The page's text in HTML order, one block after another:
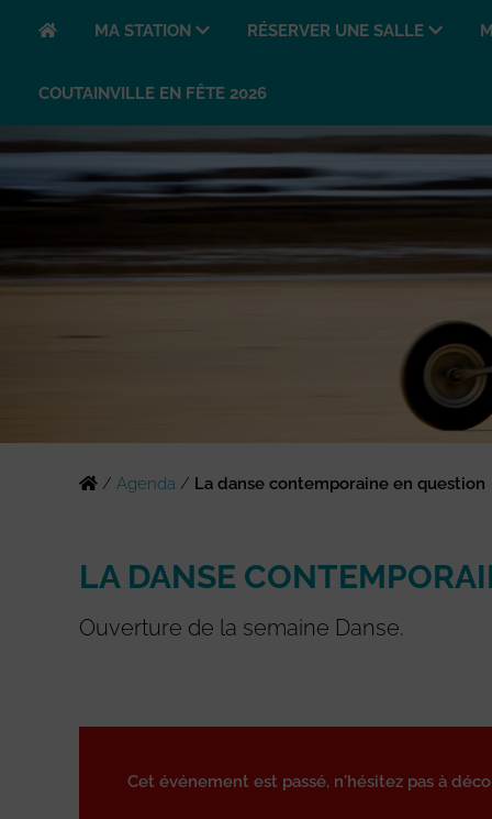
MA STATION RÉSERVER UNE SALLE
COUTAINVILLE EN FÊTE 2026
/ Agenda / La danse contemporaine en question
LA DANSE
Ouverture de la semaine Danse.
Cet événement est passé, n'hésitez pas à